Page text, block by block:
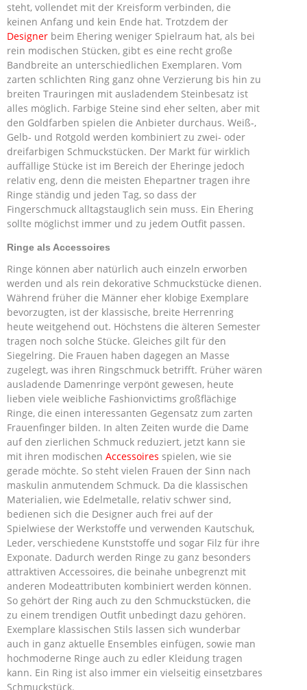
steht, vollendet mit der Kreisform verbinden, die
keinen Anfang und kein Ende hat. Trotzdem der
Designer beim Ehering weniger Spielraum hat, als bei
rein modischen Stücken, gibt es eine recht große
Bandbreite an unterschiedlichen Exemplaren. Vom
zarten schlichten Ring ganz ohne Verzierung bis hin zu
breiten Trauringen mit ausladendem Steinbesatz ist
alles möglich. Farbige Steine sind eher selten, aber mit
den Goldfarben spielen die Anbieter durchaus. Weiß-,
Gelb- und Rotgold werden kombiniert zu zwei- oder
dreifarbigen Schmuckstücken. Der Markt für wirklich
auffällige Stücke ist im Bereich der Eheringe jedoch
relativ eng, denn die meisten Ehepartner tragen ihre
Ringe ständig und jeden Tag, so dass der
Fingerschmuck alltagstauglich sein muss. Ein Ehering
sollte möglichst immer und zu jedem Outfit passen.
Ringe als Accessoires
Ringe können aber natürlich auch einzeln erworben
werden und als rein dekorative Schmuckstücke dienen.
Während früher die Männer eher klobige Exemplare
bevorzugten, ist der klassische, breite Herrenring
heute weitgehend out. Höchstens die älteren Semester
tragen noch solche Stücke. Gleiches gilt für den
Siegelring. Die Frauen haben dagegen an Masse
zugelegt, was ihren Ringschmuck betrifft. Früher wären
ausladende Damenringe verpönt gewesen, heute
lieben viele weibliche Fashionvictims großflächige
Ringe, die einen interessanten Gegensatz zum zarten
Frauenfinger bilden. In alten Zeiten wurde die Dame
auf den zierlichen Schmuck reduziert, jetzt kann sie
mit ihren modischen Accessoires spielen, wie sie
gerade möchte. So steht vielen Frauen der Sinn nach
maskulin anmutendem Schmuck. Da die klassischen
Materialien, wie Edelmetalle, relativ schwer sind,
bedienen sich die Designer auch frei auf der
Spielwiese der Werkstoffe und verwenden Kautschuk,
Leder, verschiedene Kunststoffe und sogar Filz für ihre
Exponate. Dadurch werden Ringe zu ganz besonders
attraktiven Accessoires, die beinahe unbegrenzt mit
anderen Modeattributen kombiniert werden können.
So gehört der Ring auch zu den Schmuckstücken, die
zu einem trendigen Outfit unbedingt dazu gehören.
Exemplare klassischen Stils lassen sich wunderbar
auch in ganz aktuelle Ensembles einfügen, sowie man
hochmoderne Ringe auch zu edler Kleidung tragen
kann. Ein Ring ist also immer ein vielseitig einsetzbares
Schmuckstück.